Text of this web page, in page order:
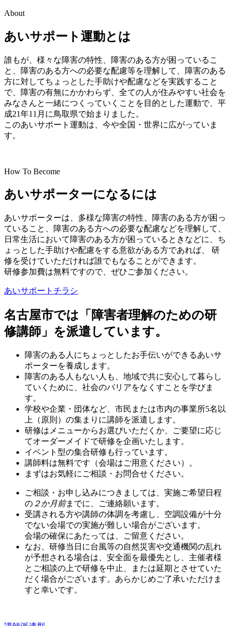
About
あいサポート運動とは
誰もが、様々な障害の特性、障害のある方が困っているこ
と、障害のある方への必要な配慮等を理解して、障害のある
方に対してちょっとした手助けや配慮などを実践すること
で、障害の有無にかかわらず、全ての人が住みやすい社会を
みなさんと一緒につくっていくことを目的とした運動で、平
成21年11月に鳥取県で始まりました。
このあいサポート運動は、今や全国・世界に広がっていま
す。
How To Become
あいサポーターになるには
あいサポーターは、多様な障害の特性、障害のある方が困っ
ていること、障害のある方への必要な配慮などを理解して、
日常生活において障害のある方が困っているときなどに、ち
ょっとした手助けや配慮をする意欲がある方であれば、 研
修を受けていただければ誰でもなることができます。
研修参加費は無料ですので、ぜひご参加ください。
あいサポートチラシ
名古屋市では「障害者理解のための研
修講師」を派遣しています。
障害のある人にちょっとしたお手伝いができるあいサ
ポーターを養成します。
障害のある人もない人も、地域で共に安心して暮らし
ていくために、社会のバリアをなくすことを学びま
す。
学校や企業・団体など、市民または市内の事業所5名以
上（原則）の集まりに講師を派遣します。
研修はメニューからお選びいただくか、ご要望に応じ
てオーダーメイドで研修を企画いたします。
イベント型の集合研修も行っています。
講師料は無料です（会場はご用意ください）。
まずはお気軽にご相談・お問合せください。
ご相談・お申し込みにつきましては、実施ご希望日程
の ２か月前までに、ご連絡願います。
受講される方や講師の体調を考慮し、空調設備が十分
でない会場での実施が難しい場合がございます。
会場の確保にあたっては、ご留意ください。
なお、研修当日に台風等の自然災害や交通機関の乱れ
が予想される場合は、安全面を最優先とし、主催者様
とご相談の上で研修を中止、または延期とさせていた
だく場合がございます。あらかじめご了承いただけま
すと幸いです。